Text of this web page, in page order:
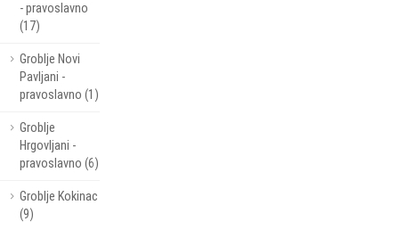
- pravoslavno
(17)
Groblje Novi
Pavljani -
pravoslavno (1)
Groblje
Hrgovljani -
pravoslavno (6)
Groblje Kokinac
(9)